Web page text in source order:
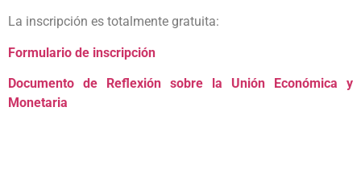
La inscripción es totalmente gratuita:
Formulario de inscripción
Documento de Reflexión sobre la Unión Económica y
Monetaria